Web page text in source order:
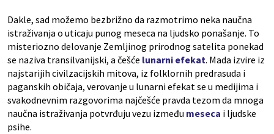
Dakle, sad možemo bezbrižno da razmotrimo neka naučna
istraživanja o uticaju punog meseca na ljudsko ponašanje. To
misteriozno delovanje Zemljinog prirodnog satelita ponekad
se naziva transilvanijski, a češće lunarni efekat. Mada izvire iz
najstarijih civilzacijskih mitova, iz folklornih predrasuda i
paganskih običaja, verovanje u lunarni efekat se u medijima i
svakodnevnim razgovorima najčešće pravda tezom da mnoga
naučna istraživanja potvrđuju vezu između meseca i ljudske
psihe.